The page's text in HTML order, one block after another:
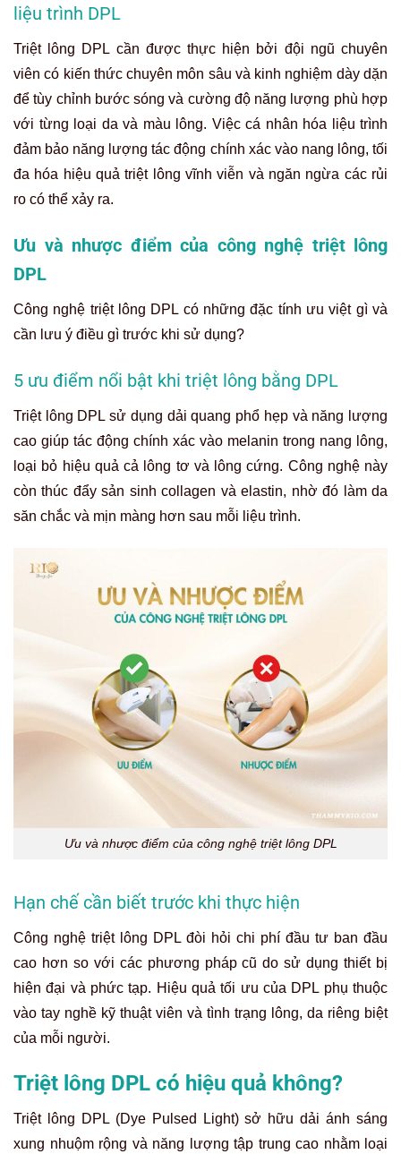
liệu trình DPL
Triệt lông DPL cần được thực hiện bởi đội ngũ chuyên
viên có kiến thức chuyên môn sâu và kinh nghiệm dày dặn
để tùy chỉnh bước sóng và cường độ năng lượng phù hợp
với từng loại da và màu lông. Việc cá nhân hóa liệu trình
đảm bảo năng lượng tác động chính xác vào nang lông, tối
đa hóa hiệu quả triệt lông vĩnh viễn và ngăn ngừa các rủi
ro có thể xảy ra.
Ưu và nhược điểm của công nghệ triệt lông
DPL
Công nghệ triệt lông DPL có những đặc tính ưu việt gì và
cần lưu ý điều gì trước khi sử dụng?
5 ưu điểm nổi bật khi triệt lông bằng DPL
Triệt lông DPL sử dụng dải quang phổ hẹp và năng lượng
cao giúp tác động chính xác vào melanin trong nang lông,
loại bỏ hiệu quả cả lông tơ và lông cứng. Công nghệ này
còn thúc đẩy sản sinh collagen và elastin, nhờ đó làm da
săn chắc và mịn màng hơn sau mỗi liệu trình.
Ưu và nhược điểm của công nghệ triệt lông DPL
Hạn chế cần biết trước khi thực hiện
Công nghệ triệt lông DPL đòi hỏi chi phí đầu tư ban đầu
cao hơn so với các phương pháp cũ do sử dụng thiết bị
hiện đại và phức tạp. Hiệu quả tối ưu của DPL phụ thuộc
vào tay nghề kỹ thuật viên và tình trạng lông, da riêng biệt
của mỗi người.
Triệt lông DPL có hiệu quả không?
Triệt lông DPL (Dye Pulsed Light) sở hữu dải ánh sáng
xung nhuộm rộng và năng lượng tập trung cao nhằm loại